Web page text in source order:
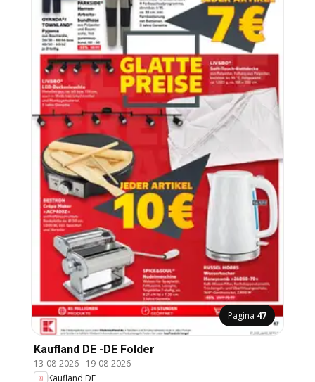
Pagina 47
Kaufland DE -DE Folder
13-08-2026- 19-08-2026
Kaufland DE